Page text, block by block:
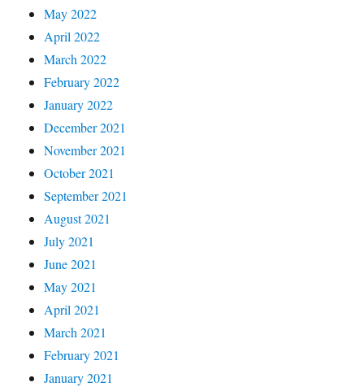
May 2022
April 2022
March 2022
February 2022
January 2022
December 2021
November 2021
October 2021
September 2021
August 2021
July 2021
June 2021
May 2021
April 2021
March 2021
February 2021
January 2021